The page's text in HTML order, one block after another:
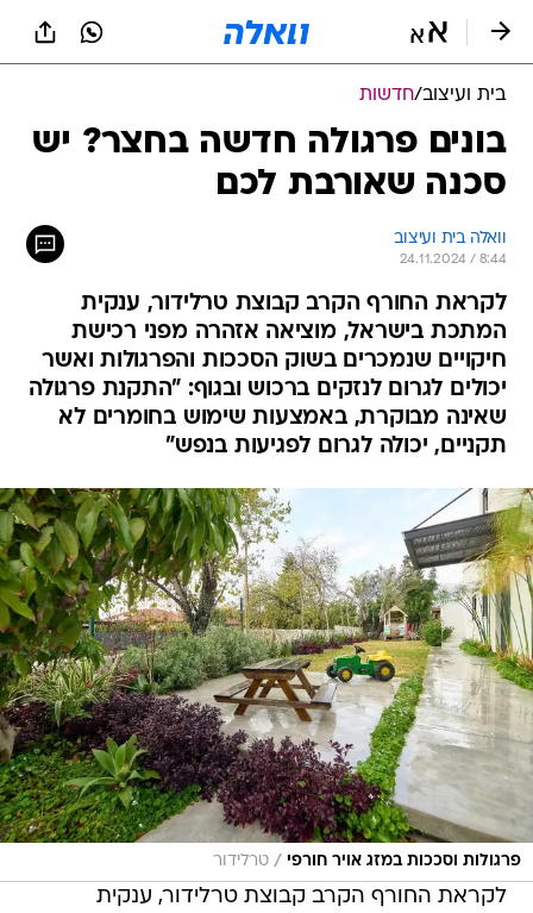
בית ועיצוב/חדשות
בונים פרגולה חדשה בחצר? יש
סכנה שאורבת לכם
וואלה בית ועיצוב
24.11.2024 / 8:44
לקראת החורף הקרב קבוצת טרלידור, ענקית
המתכת בישראל, מוציאה אזהרה מפני רכישת
חיקויים שנמכרים בשוק הסככות והפרגולות ואשר
יכולים לגרום לנזקים ברכוש ובגוף: "התקנת פרגולה
שאינה מבוקרת, באמצעות שימוש בחומרים לא
תקניים, יכולה לגרום לפגיעות בנפש"
פרגולות וסככות במזג אויר חורפי / טרלידור
לקראת החורף הקרב קבוצת טרלידור, ענקית